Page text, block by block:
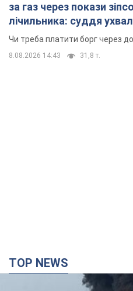
за газ через покази
лічильника: суддя
неочікуване рішення
Чи треба платити борг через
8.08.2026 14:43 31,8 т.
TOP NEWS